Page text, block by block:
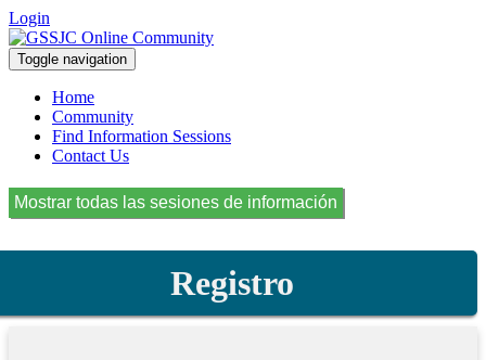
Login
Toggle navigation
Home
Community
Find Information Sessions
Contact Us
Registro